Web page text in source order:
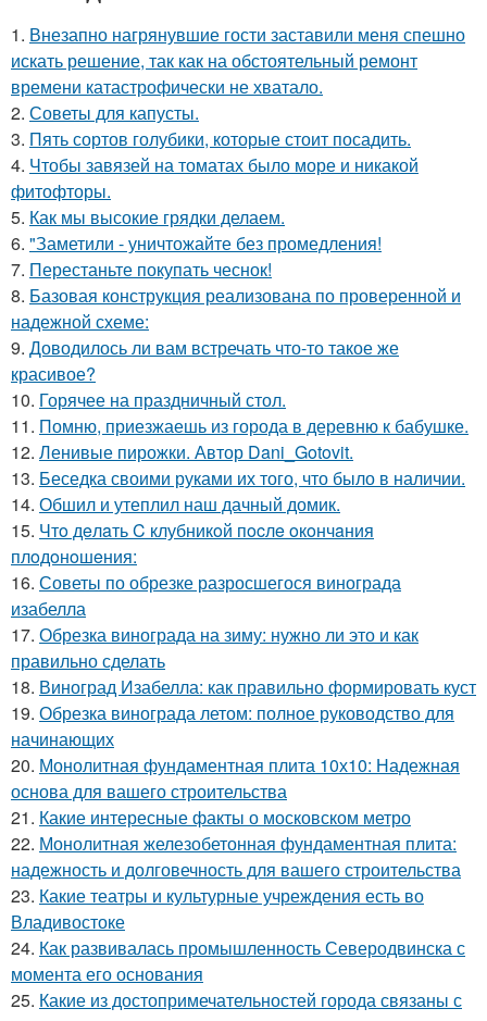
1. Внезапно нагрянувшие гости заставили меня спешно
искать решение, так как на обстоятельный ремонт
времени катастрофически не хватало.
2. Советы для капусты.
3. Пять сортов голубики, которые стоит посадить.
4. Чтобы завязей на томатах было море и никакой
фитофторы.
5. Как мы высокие грядки делаем.
6. "Заметили - уничтожайте без промедления!
7. Перестаньте покупать чеснок!
8. Базовая конструкция реализована по проверенной и
надежной схеме:
9. Доводилось ли вам встречать что-то такое же
красивое?
10. Горячее на праздничный стол.
11. Помню, приезжаешь из города в деревню к бабушке.
12. Ленивые пирожки. Автор Dani_Gotovit.
13. Беседка своими руками их того, что было в наличии.
14. Обшил и утеплил наш дачный домик.
15. Чтo дeлaть C клубникoй пocлe oкoнчaния
плoдoнoшeния:
16. Советы по обрезке разросшегося винограда
изабелла
17. Обрезка винограда на зиму: нужно ли это и как
правильно сделать
18. Виноград Изабелла: как правильно формировать куст
19. Обрезка винограда летом: полное руководство для
начинающих
20. Монолитная фундаментная плита 10х10: Надежная
основа для вашего строительства
21. Какие интересные факты о московском метро
22. Монолитная железобетонная фундаментная плита:
надежность и долговечность для вашего строительства
23. Какие театры и культурные учреждения есть во
Владивостоке
24. Как развивалась промышленность Северодвинска с
момента его основания
25. Какие из достопримечательностей города связаны с